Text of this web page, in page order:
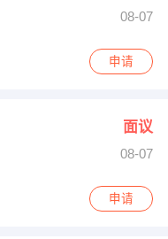
08-07
申请
面议
08-07
申请